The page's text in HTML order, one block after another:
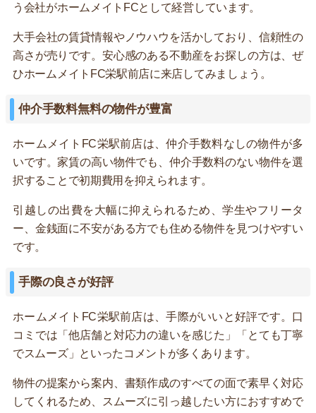
う会社がホームメイトFCとして経営しています。
大手会社の賃貸情報やノウハウを活かしており、信頼性の
高さが売りです。安心感のある不動産をお探しの方は、ぜ
ひホームメイトFC栄駅前店に来店してみましょう。
仲介手数料無料の物件が豊富
ホームメイトFC栄駅前店は、仲介手数料なしの物件が多
いです。家賃の高い物件でも、仲介手数料のない物件を選
択することで初期費用を抑えられます。
引越しの出費を大幅に抑えられるため、学生やフリータ
ー、金銭面に不安がある方でも住める物件を見つけやすい
です。
手際の良さが好評
ホームメイトFC栄駅前店は、手際がいいと好評です。口
コミでは「他店舗と対応力の違いを感じた」「とても丁寧
でスムーズ」といったコメントが多くあります。
物件の提案から案内、書類作成のすべての面で素早く対応
してくれるため、スムーズに引っ越したい方におすすめで